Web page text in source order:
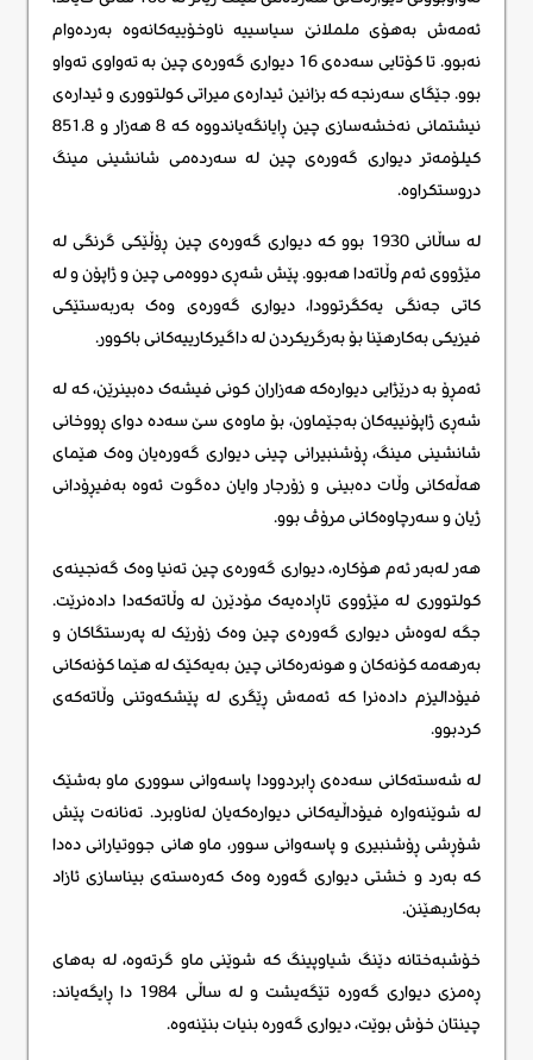
ئەمەش بەهۆی ململانێ سیاسییە ناوخۆییەکانەوە بەردەوام
نەبوو. تا کۆتایی سەدەی 16 دیواری گەورەی چین بە تەواوی تەواو
بوو. جێگای سەرنجە کە بزانین ئیدارەی میراتی کولتووری و ئیدارەی
نیشتمانی نەخشەسازی چین ڕایانگەیاندووە کە 8 هەزار و 851.8
کیلۆمەتر دیواری گەورەی چین لە سەردەمی شانشینی مینگ
دروستکراوە.
لە ساڵانی 1930 بوو کە دیواری گەورەی چین ڕۆڵێکی گرنگی لە
مێژووی ئەم وڵاتەدا هەبوو. پێش شەڕی دووەمی چین و ژاپۆن و لە
کاتی جەنگی یەکگرتوودا، دیواری گەورەی وەک بەربەستێکی
فیزیکی بەکارهێنا بۆ بەرگریکردن لە داگیرکارییەکانی باکوور.
ئەمڕۆ بە درێژایی دیوارەکە هەزاران کونی فیشەک دەبینرێن، کە لە
شەڕی ژاپۆنییەکان بەجێماون، بۆ ماوەی سێ سەدە دوای ڕووخانی
شانشینی مینگ، ڕۆشنبیرانی چینی دیواری گەورەیان وەک هێمای
هەڵەکانی وڵات دەبینی و زۆرجار وایان دەگوت ئەوە بەفیڕۆدانی
ژیان و سەرچاوەکانی مرۆڤ بوو.
هەر لەبەر ئەم هۆکارە، دیواری گەورەی چین تەنیا وەک گەنجینەی
کولتووری لە مێژووی تاڕادەیەک مۆدێرن لە وڵاتەکەدا دادەنرێت.
جگە لەوەش دیواری گەورەی چین وەک زۆرێک لە پەرستگاکان و
بەرهەمە کۆنەکان و هونەرەکانی چین بەیەکێک لە هێما کۆنەکانی
فیۆدالیزم دادەنرا کە ئەمەش ڕێگری لە پێشکەوتنی وڵاتەکەی
کردبوو.
لە شەستەکانی سەدەی ڕابردوودا پاسەوانی سووری ماو بەشێک
لە شوێنەوارە فیۆداڵیەکانی دیوارەکەیان لەناوبرد. تەنانەت پێش
شۆڕشی ڕۆشنبیری و پاسەوانی سوور، ماو هانی جووتیارانی دەدا
کە بەرد و خشتی دیواری گەورە وەک کەرەستەی بیناسازی ئازاد
بەکاربهێنن.
خۆشبەختانە دێنگ شیاوپینگ کە شوێنی ماو گرتەوە، لە بەهای
ڕەمزی دیواری گەورە تێگەیشت و لە ساڵی 1984 دا ڕایگەیاند:
چینتان خۆش بوێت، دیواری گەورە بنیات بنێنەوە.